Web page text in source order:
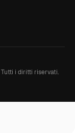
Tutti i diritti riservati.